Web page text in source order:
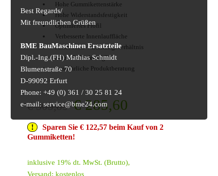
Best Regards/
Mit freundlichen Grüßen
BME BauMaschinen Ersatzteile
Dipl.-Ing.(FH) Mathias Schmidt
Blumenstraße 70
D-99092 Erfurt
Phone: +49 (0) 361 / 30 25 81 24
e-mail: service@bme24.com
Hohe Gummikettenstärke
Hohe Widerstandsfestigkeit
Optimiertes Profil
Verbesserte Innenlauffläche
Faires Preis- / Leistungsverhältnis
Schnelle Lieferung!
Ausführliche Produktberatung
€305,83 €285,60
Sparen Sie € 122,57 beim Kauf von 2
Gummiketten!
inklusive 19% dt. MwSt. (Brutto),
Versand: kostenlos